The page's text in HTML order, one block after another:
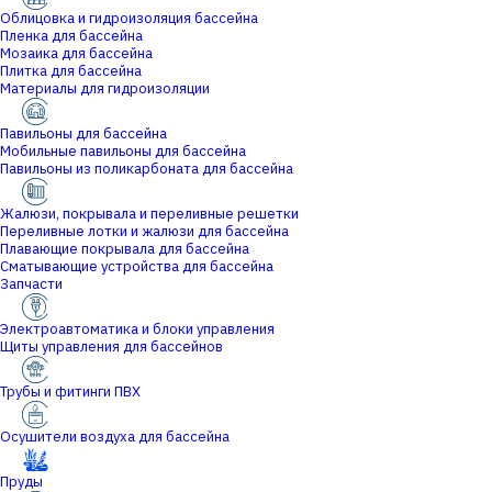
Облицовка и гидроизоляция бассейна
Пленка для бассейна
Мозаика для бассейна
Плитка для бассейна
Материалы для гидроизоляции
Павильоны для бассейна
Мобильные павильоны для бассейна
Павильоны из поликарбоната для бассейна
Жалюзи, покрывала и переливные решетки
Переливные лотки и жалюзи для бассейна
Плавающие покрывала для бассейна
Сматывающие устройства для бассейна
Запчасти
Электроавтоматика и блоки управления
Щиты управления для бассейнов
Трубы и фитинги ПВХ
Осушители воздуха для бассейна
Пруды